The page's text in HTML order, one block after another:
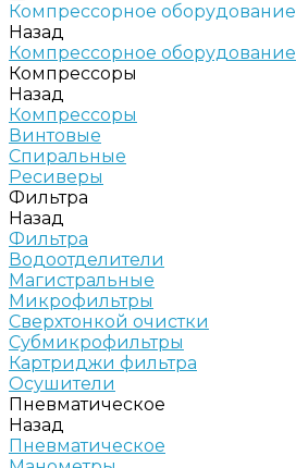
Компрессорное оборудование
Назад
Компрессорное оборудование
Компрессоры
Назад
Компрессоры
Винтовые
Спиральные
Ресиверы
Фильтра
Назад
Фильтра
Водоотделители
Магистральные
Микрофильтры
Сверхтонкой очистки
Субмикрофильтры
Картриджи фильтра
Осушители
Пневматическое
Назад
Пневматическое